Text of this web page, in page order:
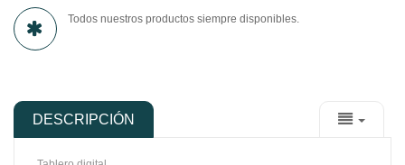
Todos nuestros productos siempre disponibles.
DESCRIPCIÓN